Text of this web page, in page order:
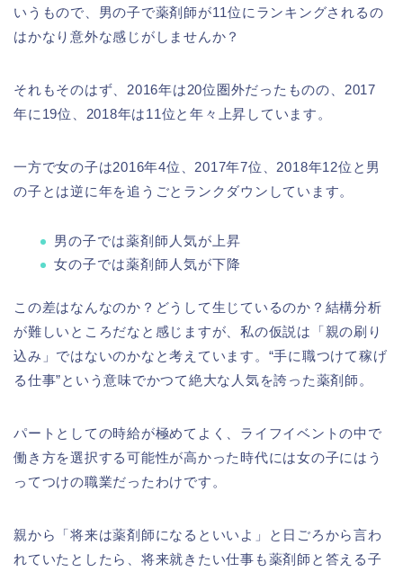
いうもので、男の子で薬剤師が11位にランキングされるの
はかなり意外な感じがしませんか？
それもそのはず、2016年は20位圏外だったものの、2017
年に19位、2018年は11位と年々上昇しています。
一方で女の子は2016年4位、2017年7位、2018年12位と男
の子とは逆に年を追うごとランクダウンしています。
男の子では薬剤師人気が上昇
女の子では薬剤師人気が下降
この差はなんなのか？どうして生じているのか？結構分析
が難しいところだなと感じますが、私の仮説は「親の刷り
込み」ではないのかなと考えています。“手に職つけて稼げ
る仕事”という意味でかつて絶大な人気を誇った薬剤師。
パートとしての時給が極めてよく、ライフイベントの中で
働き方を選択する可能性が高かった時代には女の子にはう
ってつけの職業だったわけです。
親から「将来は薬剤師になるといいよ」と日ごろから言わ
れていたとしたら、将来就きたい仕事も薬剤師と答える子